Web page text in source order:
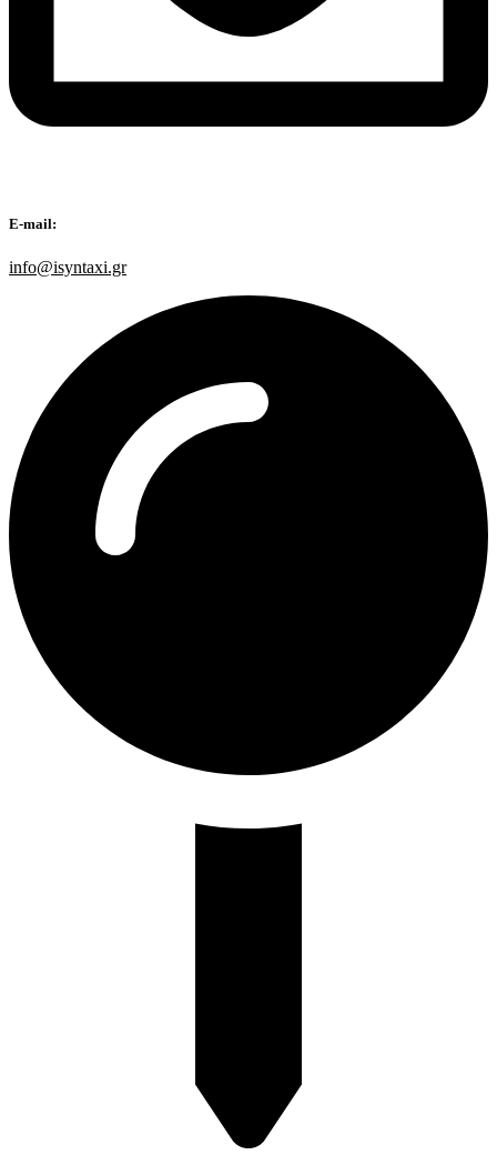
E-mail:
info@isyntaxi.gr